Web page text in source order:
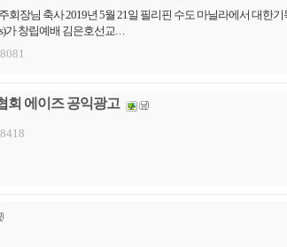
장님 축사 2019년 5월 21일 필리핀 수도 마닐라에서 대한기
가 창립예배 김은호선교. . .
회 에이즈 공익광고